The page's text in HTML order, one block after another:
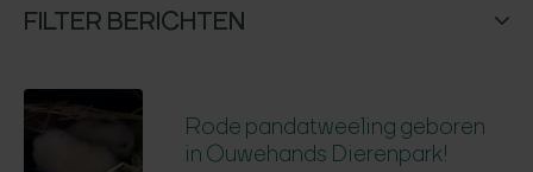
FILTER BERICHTEN
Rode pandatweeling geboren
in Ouwehands Dierenpark!